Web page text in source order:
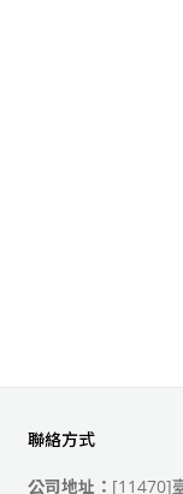
(349)
聯絡方式
公司地址： [11470]